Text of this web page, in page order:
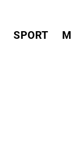
SPORT